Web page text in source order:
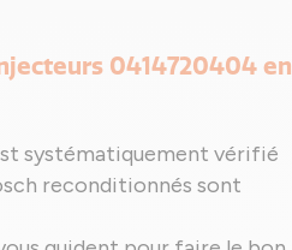
0414720404 en
systématiquement vérifié
reconditionnés sont